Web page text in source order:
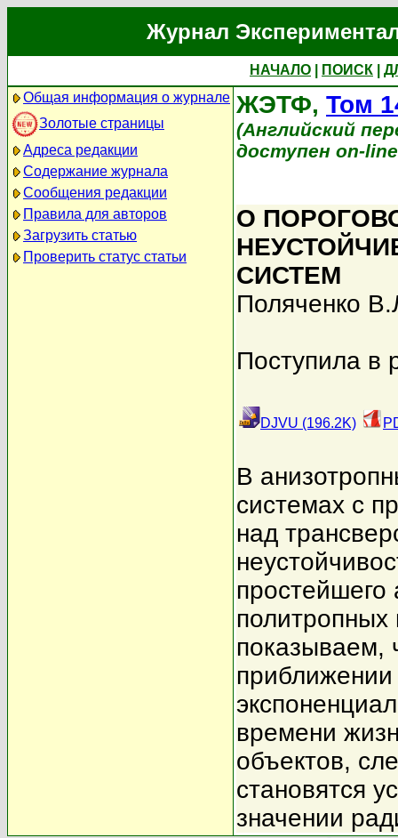
Журнал
НАЧАЛО ПОИСК
Общая информация о журнале
Золотые страницы
Адреса редакции
Содержание журнала
Сообщения редакции
Правила для авторов
Загрузить статью
Проверить статус статьи
ЖЭТФ, Том
(Английский
доступен on-
О
СИСТЕМ
Поляченко
Поступила в
DJVU (196.2K)
В
системах с
над
простейшего
показываем,
приближении
времени
объектов,
становятся
значении